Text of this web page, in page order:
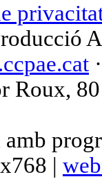
Roux,
amb
|